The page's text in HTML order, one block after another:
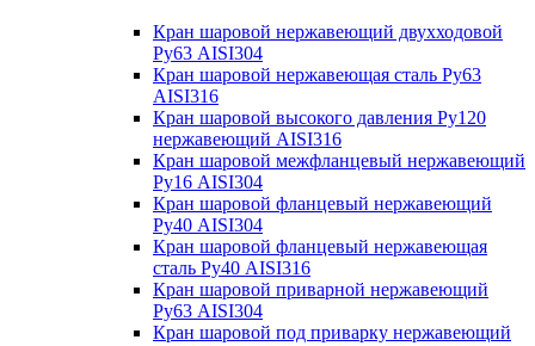
Кран шаровой нержавеющий двухходовой
Ру63 AISI304
Кран шаровой нержавеющая сталь Ру63
AISI316
Кран шаровой высокого давления Ру120
нержавеющий AISI316
Кран шаровой межфланцевый нержавеющий
Ру16 AISI304
Кран шаровой фланцевый нержавеющий
Ру40 AISI304
Кран шаровой фланцевый нержавеющая
сталь Ру40 AISI316
Кран шаровой приварной нержавеющий
Ру63 AISI304
Кран шаровой под приварку нержавеющий